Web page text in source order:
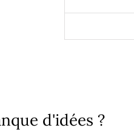
d'idées ?